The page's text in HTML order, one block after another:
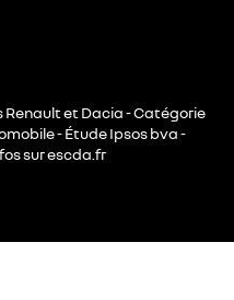
Renault et Dacia - Catégorie
- Étude Ipsos bva -
sur escda.fr